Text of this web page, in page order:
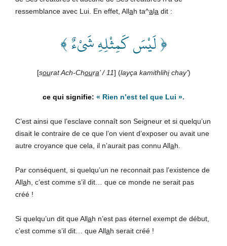
ressemblance avec Lui. En effet, Allah ta^ala dit :
﴿ لَيْسَ كَمِثْلِهِ شَىْءٌ ﴾
[sourat Ach-Choura’ / 11] (layça kamithlihichay’)
« Rien n’est tel que Lui ».
C’est ainsi que l’esclave connaît son Seigneur et si quelqu’un
disait le contraire de ce que l’on vient d’exposer ou avait une
autre croyance que cela, il n’aurait pas connu Allah.
Par conséquent, si quelqu’un ne reconnait pas l’existence de
Allah, c’est comme s’il dit… que ce monde ne serait pas
créé !
Si quelqu’un dit que Allah n’est pas éternel exempt de début,
c’est comme s’il dit… que Allah serait créé !